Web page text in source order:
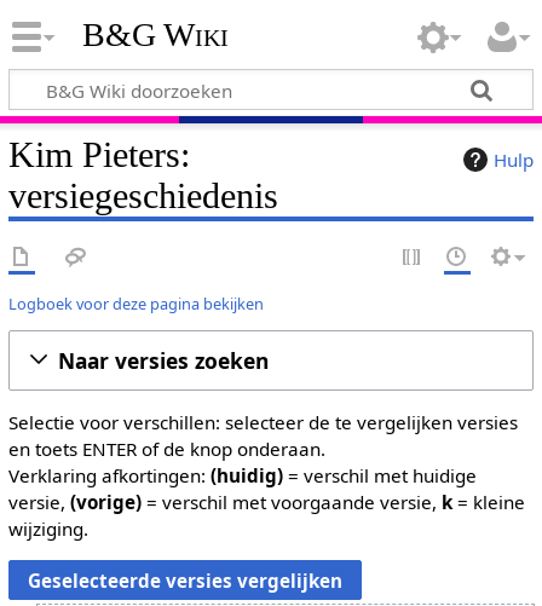
B&G Wiki
Hulp
Kim Pieters:
versiegeschiedenis
Logboek voor deze pagina bekijken
Naar versies zoeken
Selectie voor verschillen: selecteer de te vergelijken versies
en toets ENTER of de knop onderaan.
Verklaring afkortingen: (huidig)= verschil met huidige
versie, (vorige)= verschil met voorgaande versie, k= kleine
wijziging.